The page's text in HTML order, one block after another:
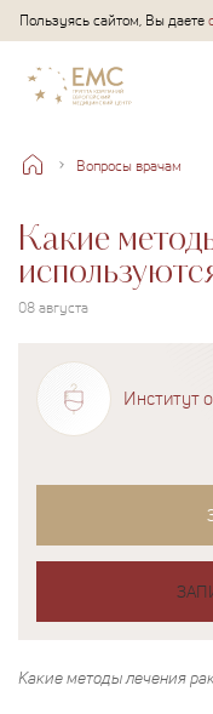
Пользуясь сайтом, Вы даете
Вопросы врачам
Какие
08 августа
Институт
Какие методы лечения